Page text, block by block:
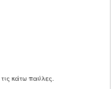
κάτω παύλες.